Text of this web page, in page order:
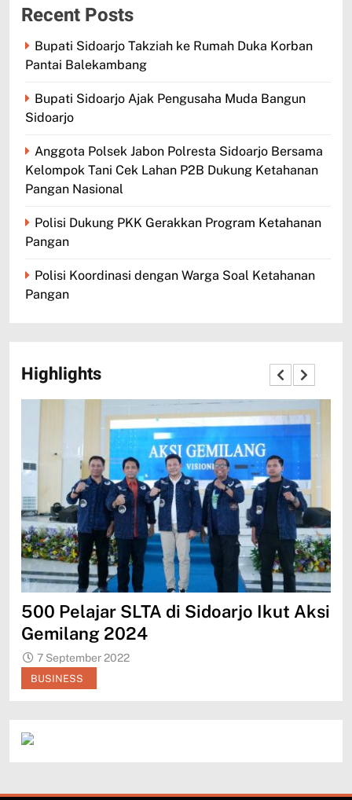
Recent Posts
Bupati Sidoarjo Takziah ke Rumah Duka Korban
Pantai Balekambang
Bupati Sidoarjo Ajak Pengusaha Muda Bangun
Sidoarjo
Anggota Polsek Jabon Polresta Sidoarjo Bersama
Kelompok Tani Cek Lahan P2B Dukung Ketahanan
Pangan Nasional
Polisi Dukung PKK Gerakkan Program Ketahanan
Pangan
Polisi Koordinasi dengan Warga Soal Ketahanan
Pangan
Highlights
BUSINESS
500 Pelajar SLTA di Sidoarjo Ikut Aksi
Gemilang 2024
7 September 2022